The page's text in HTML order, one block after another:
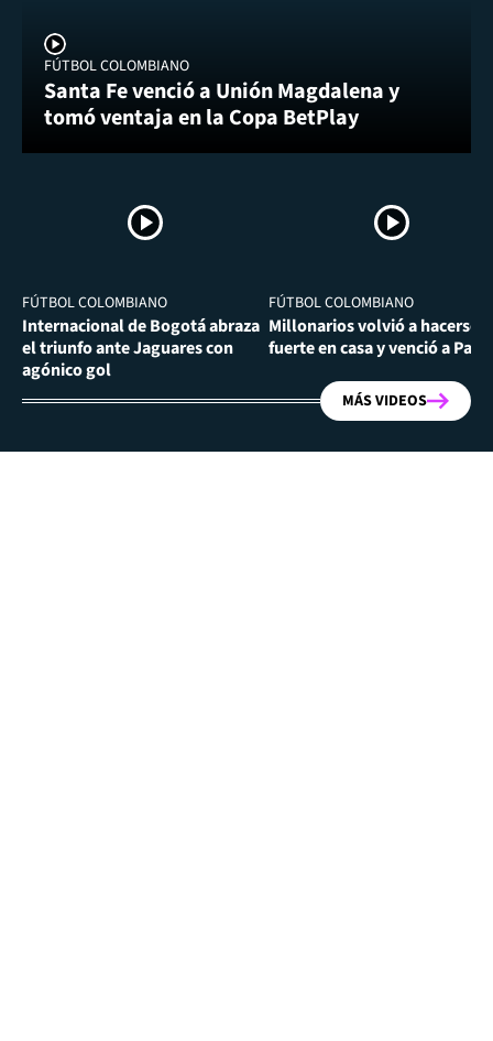
FÚTBOL COLOMBIANO
Santa Fe venció a Unión Magdalena y
tomó ventaja en la Copa BetPlay
FÚTBOL COLOMBIANO
Internacional de Bogotá abraza
el triunfo ante Jaguares con
agónico gol
FÚTBOL COLOMBIANO
Millonarios volvió a hacerse
fuerte en casa y venció a
MÁS VIDEOS